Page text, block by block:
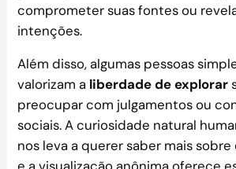
comprometer suas fontes ou
intenções.
Além disso, algumas pessoas
valorizam a liberdade de explorar
preocupar com julgamentos ou
sociais. A curiosidade natural
nos leva a querer saber mais sobre